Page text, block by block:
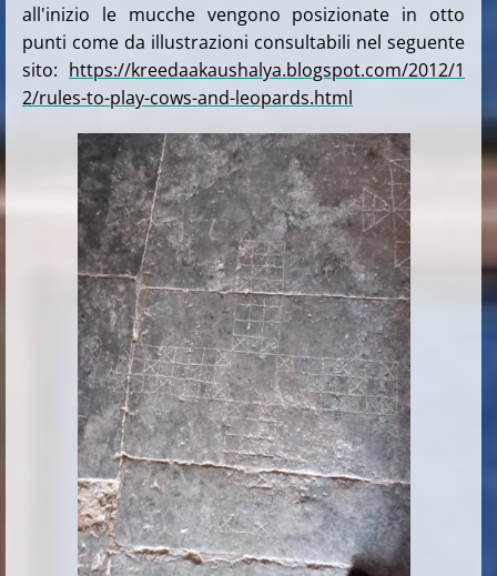
all'inizio le mucche vengono posizionate in otto
punti come da illustrazioni consultabili nel seguente
sito: https://kreedaakaushalya.blogspot.com/2012/1
2/rules-to-play-cows-and-leopards.html